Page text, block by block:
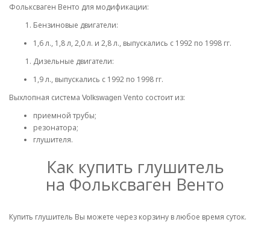
Фольксваген Венто для модификации:
Бензиновые двигатели:
1,6 л., 1,8 л, 2,0 л. и 2,8 л., выпускались с 1992 по 1998 гг.
Дизельные двигатели:
1,9 л., выпускались с 1992 по 1998 гг.
Выхлопная система Volkswagen Vento состоит из:
приемной трубы;
резонатора;
глушителя.
Как купить глушитель
на Фольксваген Венто
Купить глушитель Вы можете через корзину в любое время суток.